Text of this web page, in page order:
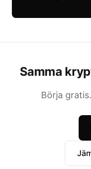
Samma
Börja